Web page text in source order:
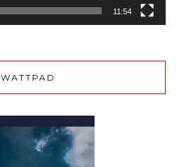
11:54
WATTPAD